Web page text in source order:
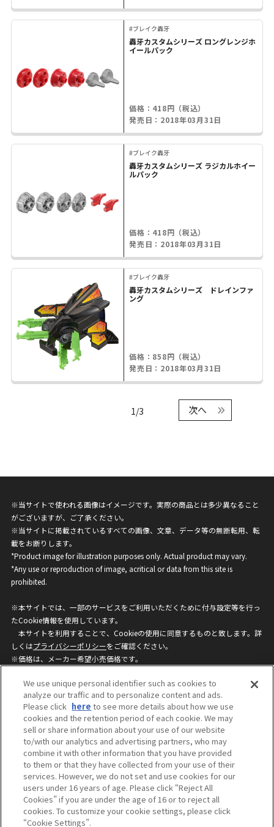
#ブレイク轟牙
轟牙カスタムシリーズ ロングレンジホ
イールパック
価格：418円（税込）
発売日：2018年03月31日
#ブレイク轟牙
轟牙カスタムシリーズ ラジカルホイー
ルパック
価格：418円（税込）
発売日：2018年03月31日
#ブレイク轟牙
轟牙カスタムシリーズ ドレインファ
ング
価格：858円（税込）
発売日：2018年03月31日
1/3 次へ
※当サイトで使われる画像はイメージです。実際の商品とは多少異なること
がございますが、ご了承ください。
※当サイトに掲載されているすべての画像、文章、データ等の無断転用、転
載をお断りします。
*Product image for illustration purposes only. Actual product may vary.
*Any use or reproduction of image, acritical or data from this site is
prohibited.
※本サイトでは、一部のサービスをご利用いただくために付与設定等を行っ
たCookie情報を使用しています。
本サイトを利用することで、Cookieの使用に同意するものと致します。詳
しくはプライバシーポリシーをご確認ください。
※価格は、メーカー希望小売価格です。
ざいますのでご了承ください。
privacypolicy
Do Not Sell or Share My
Personal Information
ウェブサイトご利用条件
ソーシャルメディアポリシー
個人情報保護方針
お問い合わせ
©BANDAI
We use unique personal identifier such as cookies to
analyze our traffic and to personalize content and ads.
Please click here to see more details about how we use
cookies and the retention period of each cookie. We may
sell or share information about your use of our website
to/with our analytics and advertising partners, who may
combine it with other information that you have provided
to them or that they have collected from your use of their
services. However, we do not set and use cookies for our
users under 16 years of age. Please click “Reject All
Cookies” if you are under the age of 16 or to reject all
cookies. To customize your cookie settings, please click
“Cookie Settings”.